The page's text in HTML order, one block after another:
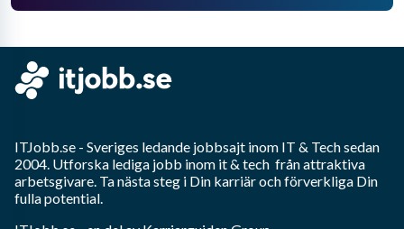
ITJobb.se - Sveriges ledande jobbsajt inom IT & Techsedan
2004. Utforska lediga jobb inom it & tech från attraktiva
arbetsgivare. Ta nästa steg i Din karriär och förverkliga Din
fulla potential.